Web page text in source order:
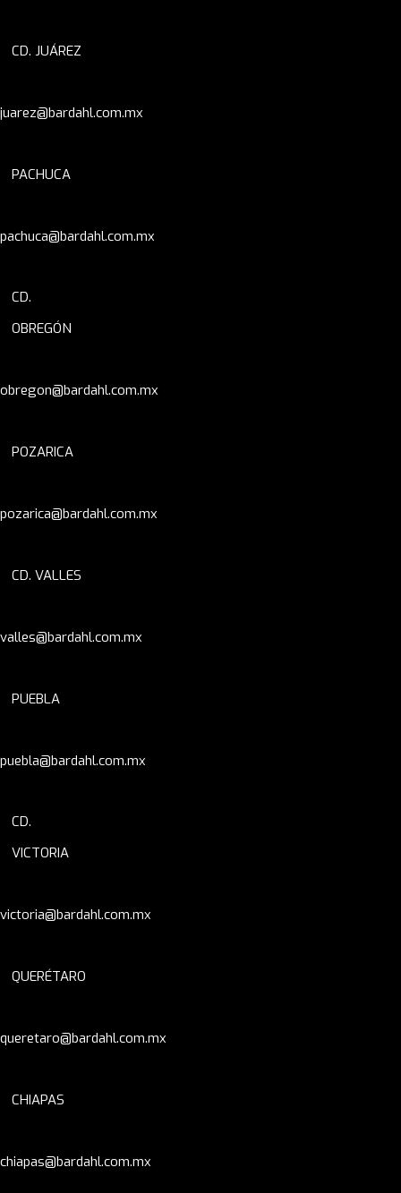
CD. JUÁREZ
juarez@bardahl.com.mx
PACHUCA
pachuca@bardahl.com.mx
CD.
OBREGÓN
obregon@bardahl.com.mx
POZARICA
pozarica@bardahl.com.mx
CD. VALLES
valles@bardahl.com.mx
PUEBLA
puebla@bardahl.com.mx
CD.
VICTORIA
victoria@bardahl.com.mx
QUERÉTARO
queretaro@bardahl.com.mx
CHIAPAS
chiapas@bardahl.com.mx